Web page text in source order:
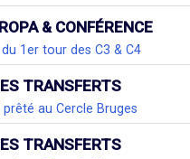
& CONFÉRENCE
1er tour des C3 & C4
TRANSFERTS
prêté au Cercle Bruges
TRANSFERTS